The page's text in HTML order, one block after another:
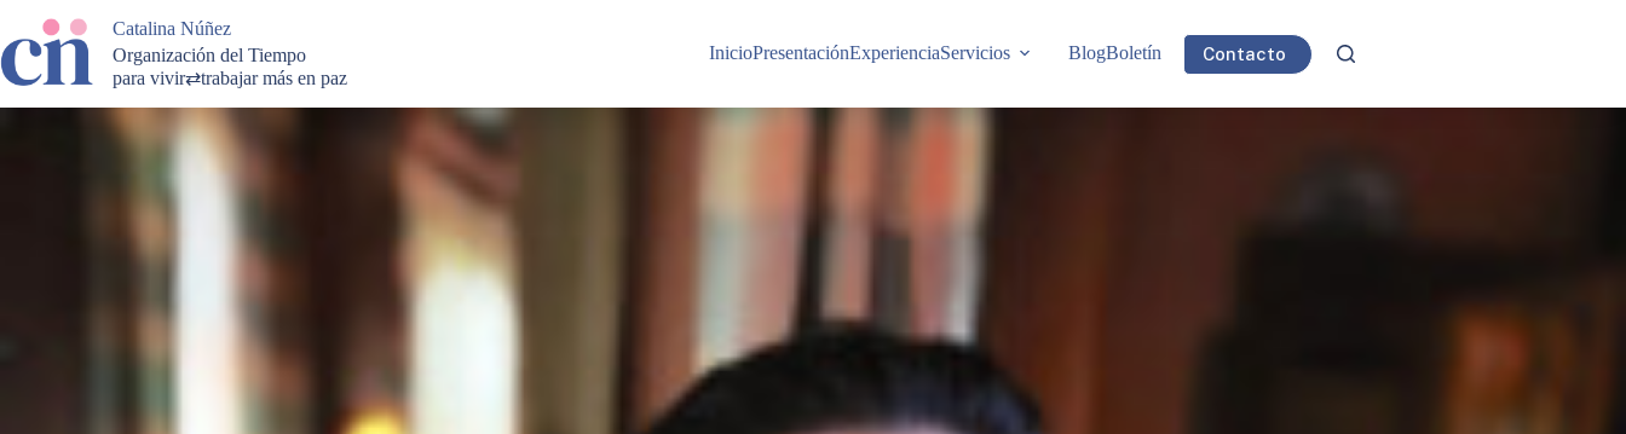
contenido
Catalina Núñez
Organización del Tiempo
para vivir⇄trabajar más en paz
InicioPresentaciónExperienciaServicios BlogBoletín Contacto